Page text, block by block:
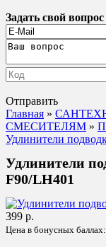
Задать свой вопрос
Отправить
Главная »
СМЕСИТЕЛЯМ »
Удлинители
Удлинители
F90/LH401
399 р.
Цена в бонусных баллах: